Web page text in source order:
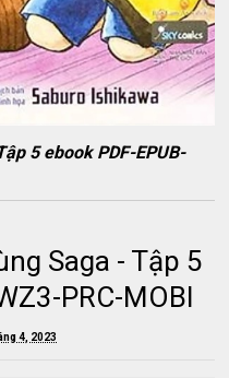
5 ebook PDF-EPUB-
Saga - Tập 5
PRC-MOBI
4, 2023